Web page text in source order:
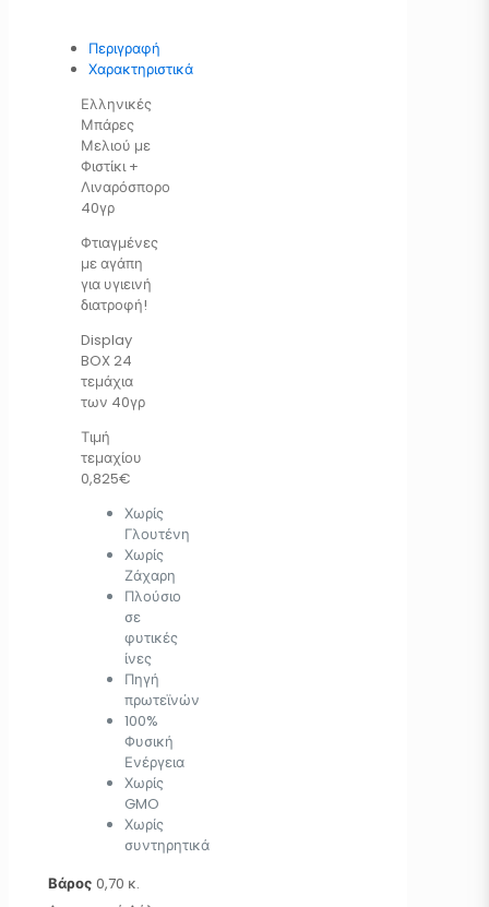
Περιγραφή
Χαρακτηριστικά
Ελληνικές
Μπάρες
Μελιού με
Φιστίκι +
Λιναρόσπορο
40γρ
Φτιαγμένες
με αγάπη
για υγιεινή
διατροφή!
Display
BOX 24
τεμάχια
των 40γρ
Τιμή
τεμαχίου
0,825€
Χωρίς
Γλουτένη
Χωρίς
Ζάχαρη
Πλούσιο
σε
φυτικές
ίνες
Πηγή
πρωτεϊνών
100%
Φυσική
Ενέργεια
Χωρίς
GMO
Χωρίς
συντηρητικά
Βάρος 0,70 κ.